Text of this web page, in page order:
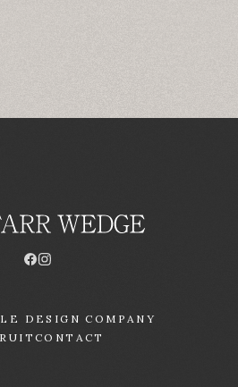
DESIGN COMPANY
CONTACT